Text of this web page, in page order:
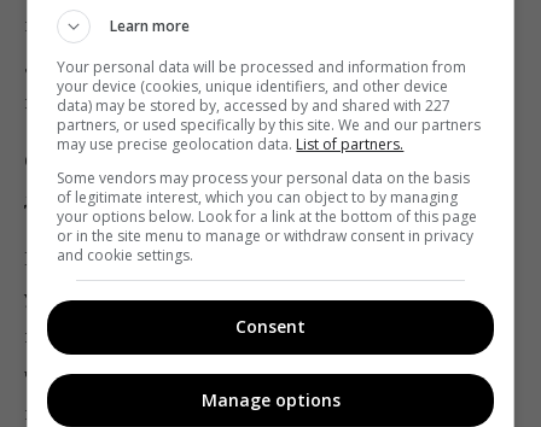
шутка, сценическая постановка, сложно наводить
дуло пистолета на людей. Это единственное, чего я
всегда боюсь.
Случались ли сцены, для которых понадобился
дублер?
Нет, я с коней не падал, а драк у моего героя не так
уж и много. В основном я стрелял. Вообще мой
персонаж особенный тем, что именно он тот
человек, который первым освоил силу пороха. Петр
понял, что на расстоянии можно сделать гораздо
Learn more
Your personal data will be processed and information from
your device (cookies, unique identifiers, and other device
data) may be stored by, accessed by and shared with 227
partners, or used specifically by this site. We and our partners
may use precise geolocation data. List of partners.
Some vendors may process your personal data on the basis
of legitimate interest, which you can object to by managing
your options below. Look for a link at the bottom of this page
or in the site menu to manage or withdraw consent in privacy
and cookie settings.
Consent
Manage options